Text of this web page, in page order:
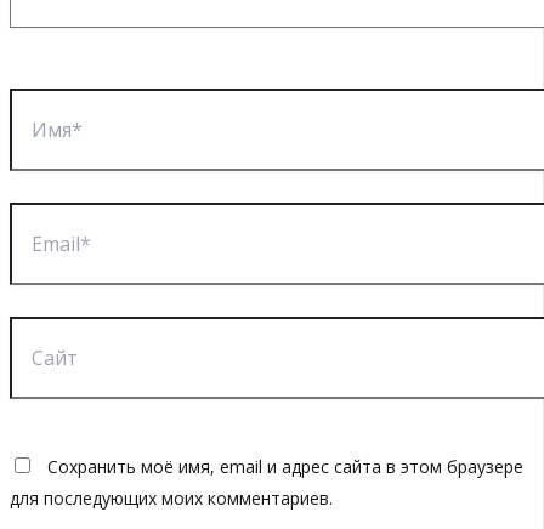
Сохранить моё имя, email и адрес сайта в этом браузере
для последующих моих комментариев.